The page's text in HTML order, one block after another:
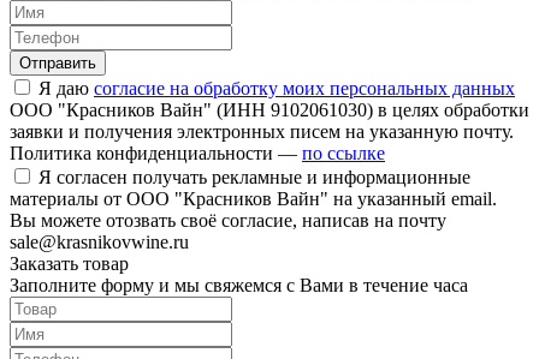
Отправить
Я даю согласие на обработку моих персональных данных
ООО "Красников Вайн" (ИНН 9102061030) в целях обработки
заявки и получения электронных писем на указанную почту.
Политика конфиденциальности — по ссылке
Я согласен получать рекламные и информационные
материалы от ООО "Красников Вайн" на указанный email.
Вы можете отозвать своё согласие, написав на почту
sale@krasnikovwine.ru
Заказать товар
Заполните форму и мы свяжемся с Вами в течение часа